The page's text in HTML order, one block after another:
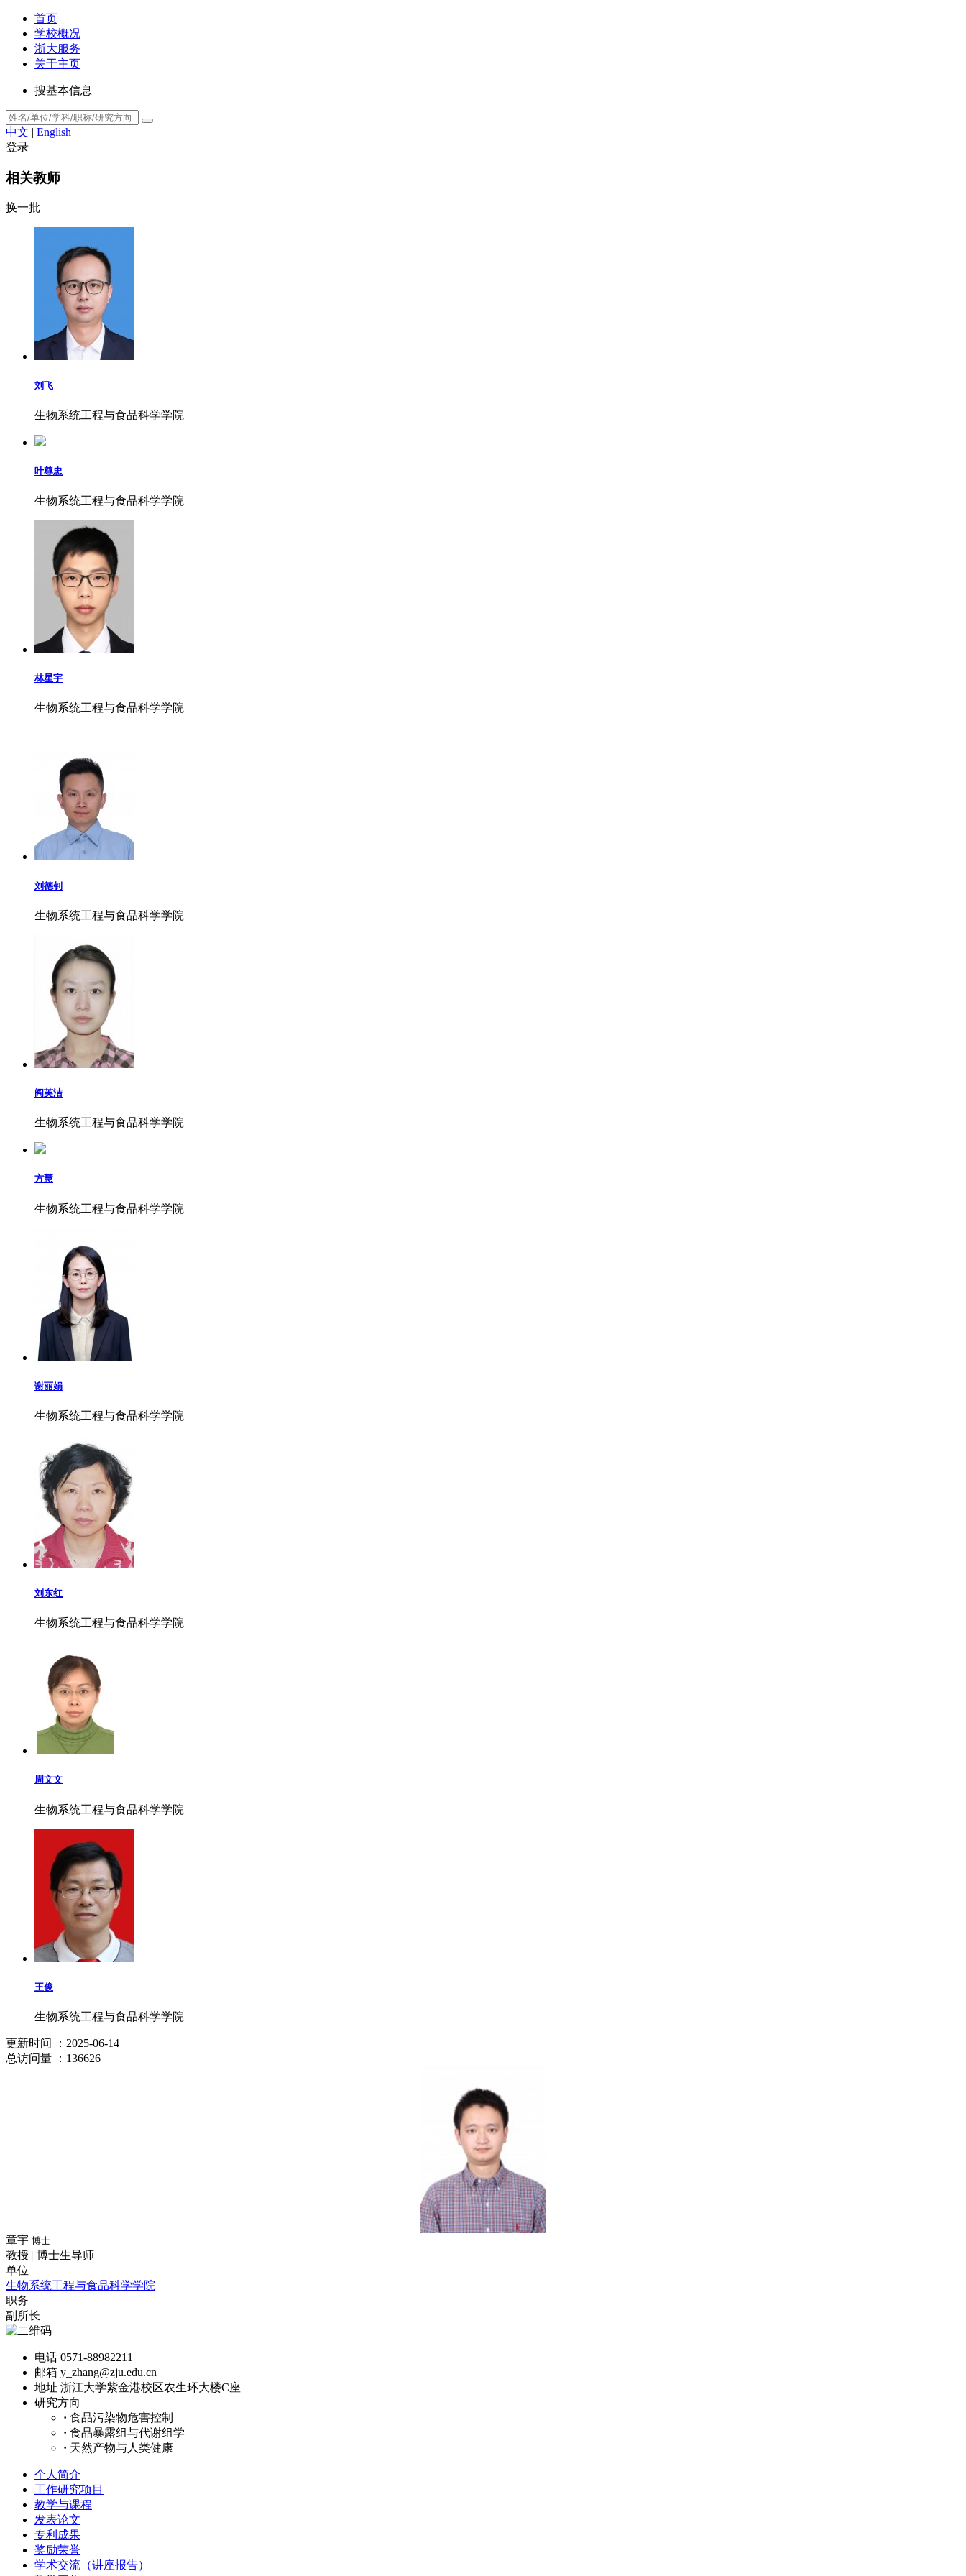
首页
学校概况
浙大服务
关于主页
搜基本信息
中文 | English
登录
相关教师
换一批
刘飞
生物系统工程与食品科学学院
叶尊忠
生物系统工程与食品科学学院
林星宇
生物系统工程与食品科学学院
刘德钊
生物系统工程与食品科学学院
阎芙洁
生物系统工程与食品科学学院
方慧
生物系统工程与食品科学学院
谢丽娟
生物系统工程与食品科学学院
刘东红
生物系统工程与食品科学学院
周文文
生物系统工程与食品科学学院
王俊
生物系统工程与食品科学学院
更新时间
：2025-06-14
总访问量 ：136626
章宇 博士
教授
博士生导师
单位
生物系统工程与食品科学学院
职务
副所长
电话 0571-88982211
邮箱 y_zhang@zju.edu.cn
地址 浙江大学紫金港校区农生环大楼C座
研究方向
· 食品污染物危害控制
· 食品暴露组与代谢组学
· 天然产物与人类健康
个人简介
工作研究项目
教学与课程
发表论文
专利成果
奖励荣誉
学术交流（讲座报告）